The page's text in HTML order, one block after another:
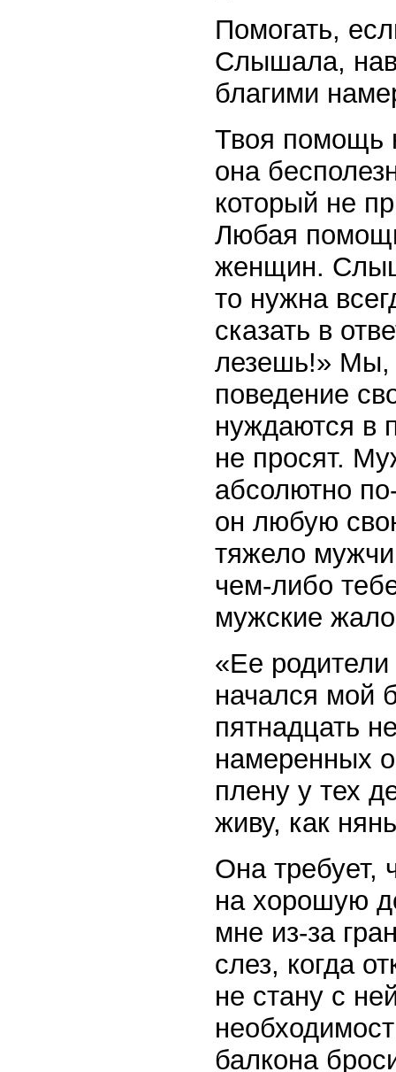
Помогать,
Слышала,
благими
Твоя помощь
она
который не
Любая
женщин.
то нужна
сказать в
лезешь!» Мы,
поведение
нуждаются в
не просят.
абсолютно
он любую
тяжело
чем-либо
мужские
«Ее
начался мой
пятнадцать
намеренных
плену у тех
живу, как
Она требует,
на хорошую
мне из-за
слез, когда
не стану с
балкона